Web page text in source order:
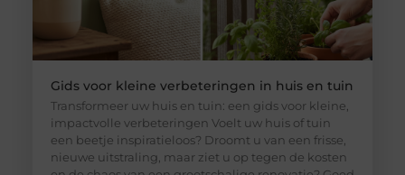
Gids voor kleine verbeteringen in huis en tuin
Transformeer uw huis en tuin: een gids voor kleine,
impactvolle verbeteringen Voelt uw huis of tuin
een beetje inspiratieloos? Droomt u van een frisse,
nieuwe uitstraling, maar ziet u op tegen de kosten